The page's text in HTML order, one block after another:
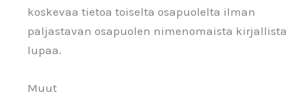
koskevaa tietoa toiselta osapuolelta ilman
paljastavan osapuolen nimenomaista kirjallista
lupaa.
Muut